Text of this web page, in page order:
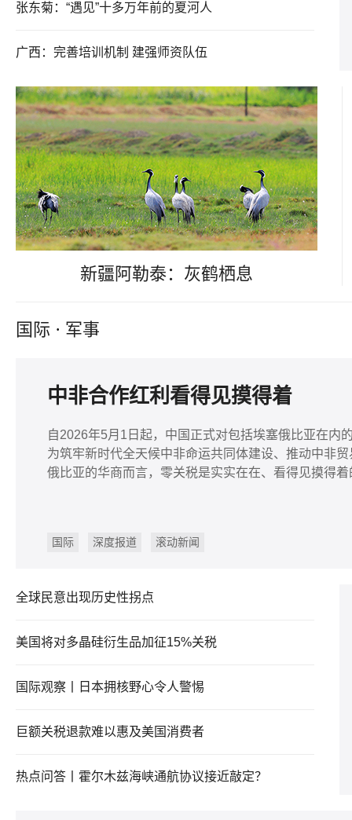
张东菊：“遇见”十多万年前的夏河人
广西：完善培训机制 建强师资队伍
新疆阿勒泰：灰鹤栖息
国际 · 军事
中非合作红利看得见摸得着
自2026年5月1日起，中国正式对包括埃塞俄比亚在内
为筑牢新时代全天候中非命运共同体建设、推动中非
俄比亚的华商而言，零关税是实实在在、看得见摸得
国际 深度报道 滚动新闻
全球民意出现历史性拐点
美国将对多晶硅衍生品加征15%关税
国际观察丨日本拥核野心令人警惕
巨额关税退款难以惠及美国消费者
热点问答丨霍尔木兹海峡通航协议接近敲定？